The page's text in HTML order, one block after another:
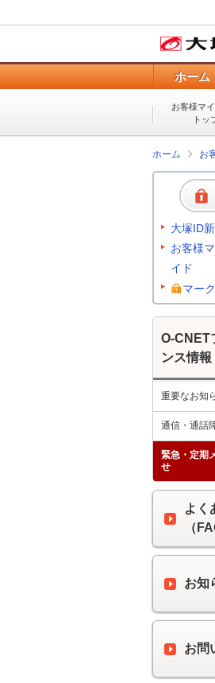
ホーム
お客様マ
トッ
ホーム お
大塚ID
お客様
イド
マー
O-CNET
ンス情報
重要なお知
通信・通話
緊急・定期
せ
よく
（
お知
お問